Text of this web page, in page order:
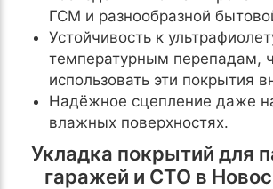
ГСМ и разнообразной
Устойчивость к
температурным перепадам,
использовать эти покрытия
Надёжное сцепление даже
влажных поверхностях.
Укладка покрытий для
гаражей и СТО в